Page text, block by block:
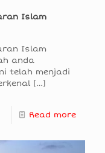
Islam
Islam
anda
telah menjadi
[…]
Read more